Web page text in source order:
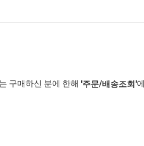
구매하신 분에 한해 '주문/배송조회'